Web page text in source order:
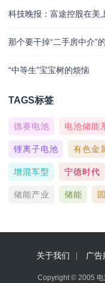
科技晚报：富途控股在美
那个要干掉“二手房中介”
“中等生”宝宝树的烦恼
TAGS标签
德赛电池 电池储能
锂离子电池 有色金
增混车型 宁德时代
储能产业 储能
关于我们 广告
Copyright © 2005